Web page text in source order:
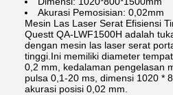
Akurasi Pemosisian: 0,02mm
Mesin Las Laser Serat Efisiensi
Questt QA-LWF1500H adalah
dengan mesin las laser serat
tinggi.Ini memiliki diameter
0,2 mm, kedalaman pengelasan
pulsa 0,1-20 ms, dimensi 1020 *
akurasi posisi 0,02 mm.